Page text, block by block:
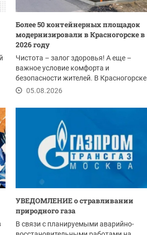
Более 50 контейнерных площадок
модернизировали в Красногорске в
2026 году
Чистота – залог здоровья! А еще –
важное условие комфорта и
безопасности жителей. В Красногорске
этим летом провели...
05.08.2026
УВЕДОМЛЕНИЕ о стравливании
природного газа
В связи с планируемыми аварийно-